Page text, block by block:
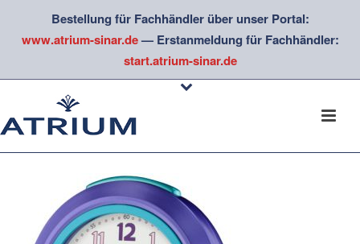
Bestellung für Fachhändler über unser Portal:
www.atrium-sinar.de— Erstanmeldung für Fachhändler:
start.atrium-sinar.de